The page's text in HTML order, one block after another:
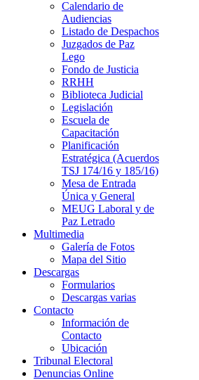
Calendario de
Audiencias
Listado de Despachos
Juzgados de Paz
Lego
Fondo de Justicia
RRHH
Biblioteca Judicial
Legislación
Escuela de
Capacitación
Planificación
Estratégica (Acuerdos
TSJ 174/16 y 185/16)
Mesa de Entrada
Única y General
MEUG Laboral y de
Paz Letrado
Multimedia
Galería de Fotos
Mapa del Sitio
Descargas
Formularios
Descargas varias
Contacto
Información de
Contacto
Ubicación
Tribunal Electoral
Denuncias Online